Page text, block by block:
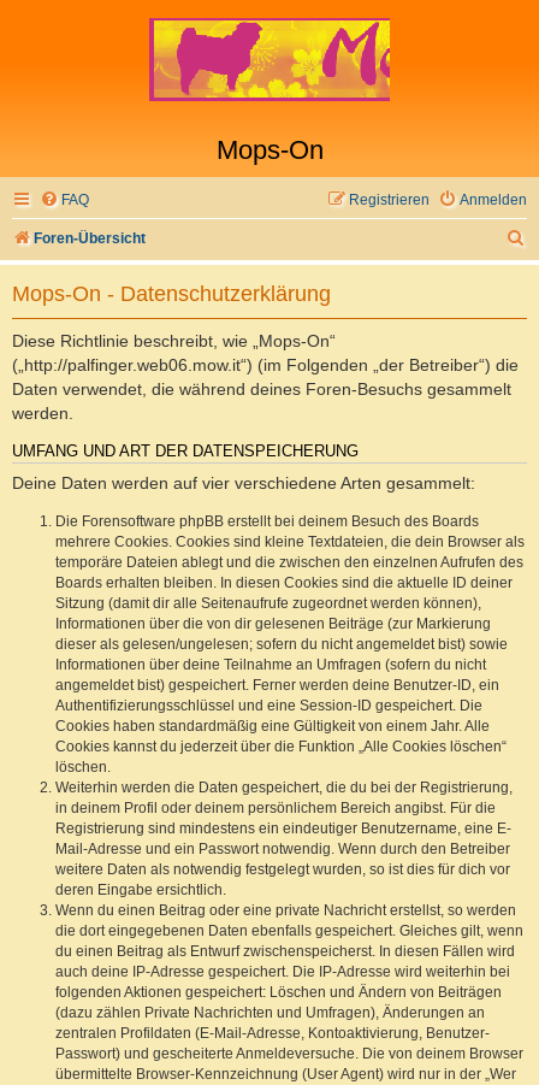
Mops-On
FAQ Anmelden
Registrieren
Foren-Übersicht
u
Mops-On - Datenschutzerklärung
Diese Richtlinie beschreibt, wie „Mops-On“
(„http://palfinger.web06.mow.it“) (im Folgenden „der Betreiber“) die
Daten verwendet, die während deines Foren-Besuchs gesammelt
werden.
UMFANG UND ART DER DATENSPEICHERUNG
Deine Daten werden auf vier verschiedene Arten gesammelt:
Die Forensoftware phpBB erstellt bei deinem Besuch des Boards
mehrere Cookies. Cookies sind kleine Textdateien, die dein Browser als
temporäre Dateien ablegt und die zwischen den einzelnen Aufrufen des
Boards erhalten bleiben. In diesen Cookies sind die aktuelle ID deiner
Sitzung (damit dir alle Seitenaufrufe zugeordnet werden können),
Informationen über die von dir gelesenen Beiträge (zur Markierung
dieser als gelesen/ungelesen; sofern du nicht angemeldet bist) sowie
Informationen über deine Teilnahme an Umfragen (sofern du nicht
angemeldet bist) gespeichert. Ferner werden deine Benutzer-ID, ein
Authentifizierungsschlüssel und eine Session-ID gespeichert. Die
Cookies haben standardmäßig eine Gültigkeit von einem Jahr. Alle
Cookies kannst du jederzeit über die Funktion „Alle Cookies löschen“
löschen.
Weiterhin werden die Daten gespeichert, die du bei der Registrierung,
in deinem Profil oder deinem persönlichem Bereich angibst. Für die
Registrierung sind mindestens ein eindeutiger Benutzername, eine E-
Mail-Adresse und ein Passwort notwendig. Wenn durch den Betreiber
weitere Daten als notwendig festgelegt wurden, so ist dies für dich vor
deren Eingabe ersichtlich.
Wenn du einen Beitrag oder eine private Nachricht erstellst, so werden
die dort eingegebenen Daten ebenfalls gespeichert. Gleiches gilt, wenn
du einen Beitrag als Entwurf zwischenspeicherst. In diesen Fällen wird
auch deine IP-Adresse gespeichert. Die IP-Adresse wird weiterhin bei
folgenden Aktionen gespeichert: Löschen und Ändern von Beiträgen
(dazu zählen Private Nachrichten und Umfragen), Änderungen an
zentralen Profildaten (E-Mail-Adresse, Kontoaktivierung, Benutzer-
Passwort) und gescheiterte Anmeldeversuche. Die von deinem Browser
übermittelte Browser-Kennzeichnung (User Agent) wird nur in der „Wer